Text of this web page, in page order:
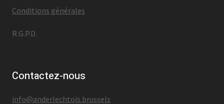
Conditions générales
R.G.P.D.
Contactez-nous
info@anderlechtois.brussels